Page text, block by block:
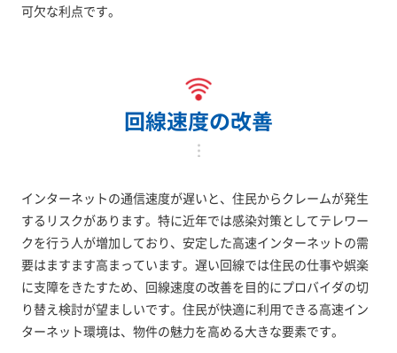
可欠な利点です。
回線速度の改善
インターネットの通信速度が遅いと、住民からクレームが発生
するリスクがあります。特に近年では感染対策としてテレワー
クを行う人が増加しており、安定した高速インターネットの需
要はますます高まっています。遅い回線では住民の仕事や娯楽
に支障をきたすため、回線速度の改善を目的にプロバイダの切
り替え検討が望ましいです。住民が快適に利用できる高速イン
ターネット環境は、物件の魅力を高める大きな要素です。